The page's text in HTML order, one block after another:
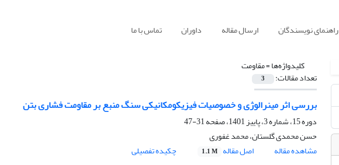
راهنمای نویسندگان ارسال مقاله داوران تماس با ما
کلیدواژه‌ها =مقاومت
تعداد مقالات: 3
بررسی اثر مینرالوژی و خصوصیات فیزیکومکانیکی سنگ منبع بر مقاومت فشاری بتن
دوره 15، شماره 3، پاییز 1401، صفحه
31-47
حسن محمدی گلستان، محمد غفوری
مشاهده مقاله
اصل مقاله 1.1 M چکیده تفصیلی